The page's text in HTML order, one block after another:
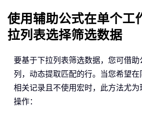
使用辅助公式在单个工
拉列表选择筛选数据
要基于下拉列表筛选数据，您可借
列，动态提取匹配的行。当您希望
相关记录且不使用宏时，此方法尤
操作：